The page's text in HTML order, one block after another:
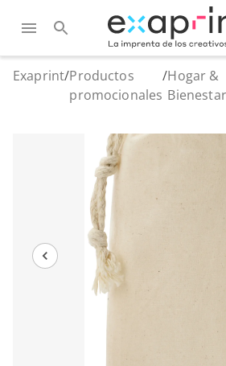
Exaprint/Productos
promocionales
/Hogar &
Bienestar